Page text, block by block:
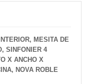
MESITA DE
SINFONIER 4
X ANCHO X
NOVA ROBLE